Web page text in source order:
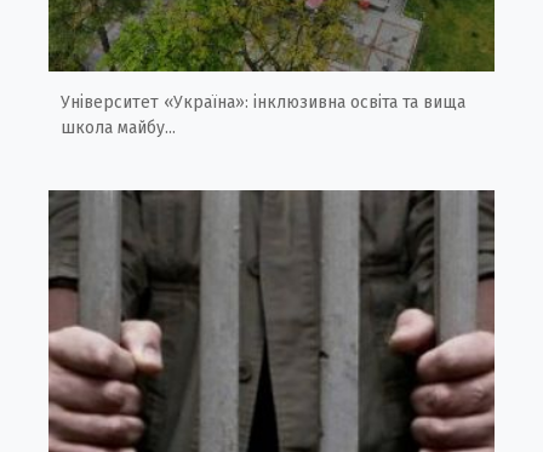
Університет «Україна»: інклюзивна освіта та вища
школа майбу...